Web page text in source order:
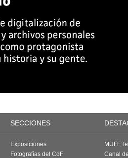
SECCIONES
Exposiciones
Fotografías del CdF
MUFF,
Canal